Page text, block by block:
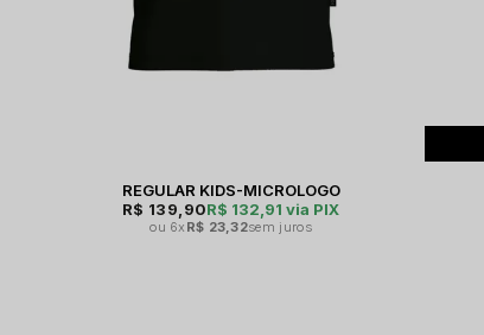
REGULAR KIDS-MICROLOGO
R$ 132,91 via PIX
R$ 139,90
6x R$ 23,32sem juros